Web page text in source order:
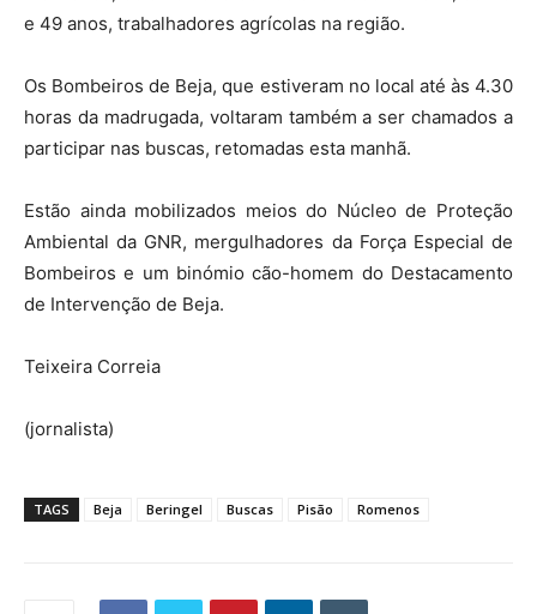
e 49 anos, trabalhadores agrícolas na região.
Os Bombeiros de Beja, que estiveram no local até às 4.30
horas da madrugada, voltaram também a ser chamados a
participar nas buscas, retomadas esta manhã.
Estão ainda mobilizados meios do Núcleo de Proteção
Ambiental da GNR, mergulhadores da Força Especial de
Bombeiros e um binómio cão-homem do Destacamento
de Intervenção de Beja.
Teixeira Correia
(jornalista)
TAGS Beja Beringel Buscas Pisão Romenos